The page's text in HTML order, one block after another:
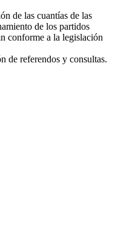
de las cuantías de las
de los partidos
conforme a la legislación
de referendos y consultas.